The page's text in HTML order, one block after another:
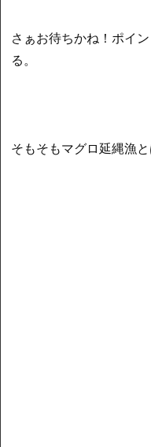
さぁお待ちかね！ポイ
る。
そもそもマグロ延縄漁